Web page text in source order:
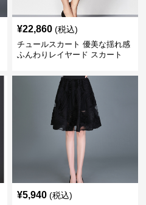
¥22,860 (税込)
チュールスカート 優美な揺れ感
ふんわりレイヤード スカート
¥5,940 (税込)